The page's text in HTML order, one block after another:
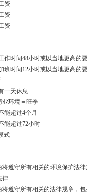
资
资
资
作时间48小时或以当地更高的
班时间12小时或以当地更高的
一天休息
业环境＝旺季
能超过4个月
能超过72小时
式
将遵守所有相关的环境保护法律
律
将遵守所有相关的法律规章，